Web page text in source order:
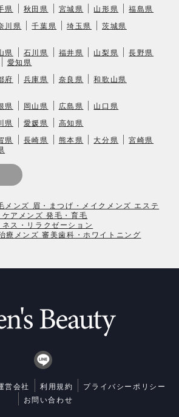
県 秋田県 宮城県 山形県 福島県
川県 千葉県 埼玉県
茨城県
県 石川県 福井県 山梨県
長野県
愛知県
府 兵庫県 奈良県
和歌山県
県 岡山県 広島県 山口県
県 愛媛県 高知県
県 長崎県 熊本県 大分県
宮崎県
メンズ 眉・まつげ・メイク メンズ エステ
ア メンズ 発毛・育毛
ス・リラクゼーション
療 メンズ 審美歯科・ホワイトニング
営会社 利用規約
プライバシーポリシー
お問い合わせ